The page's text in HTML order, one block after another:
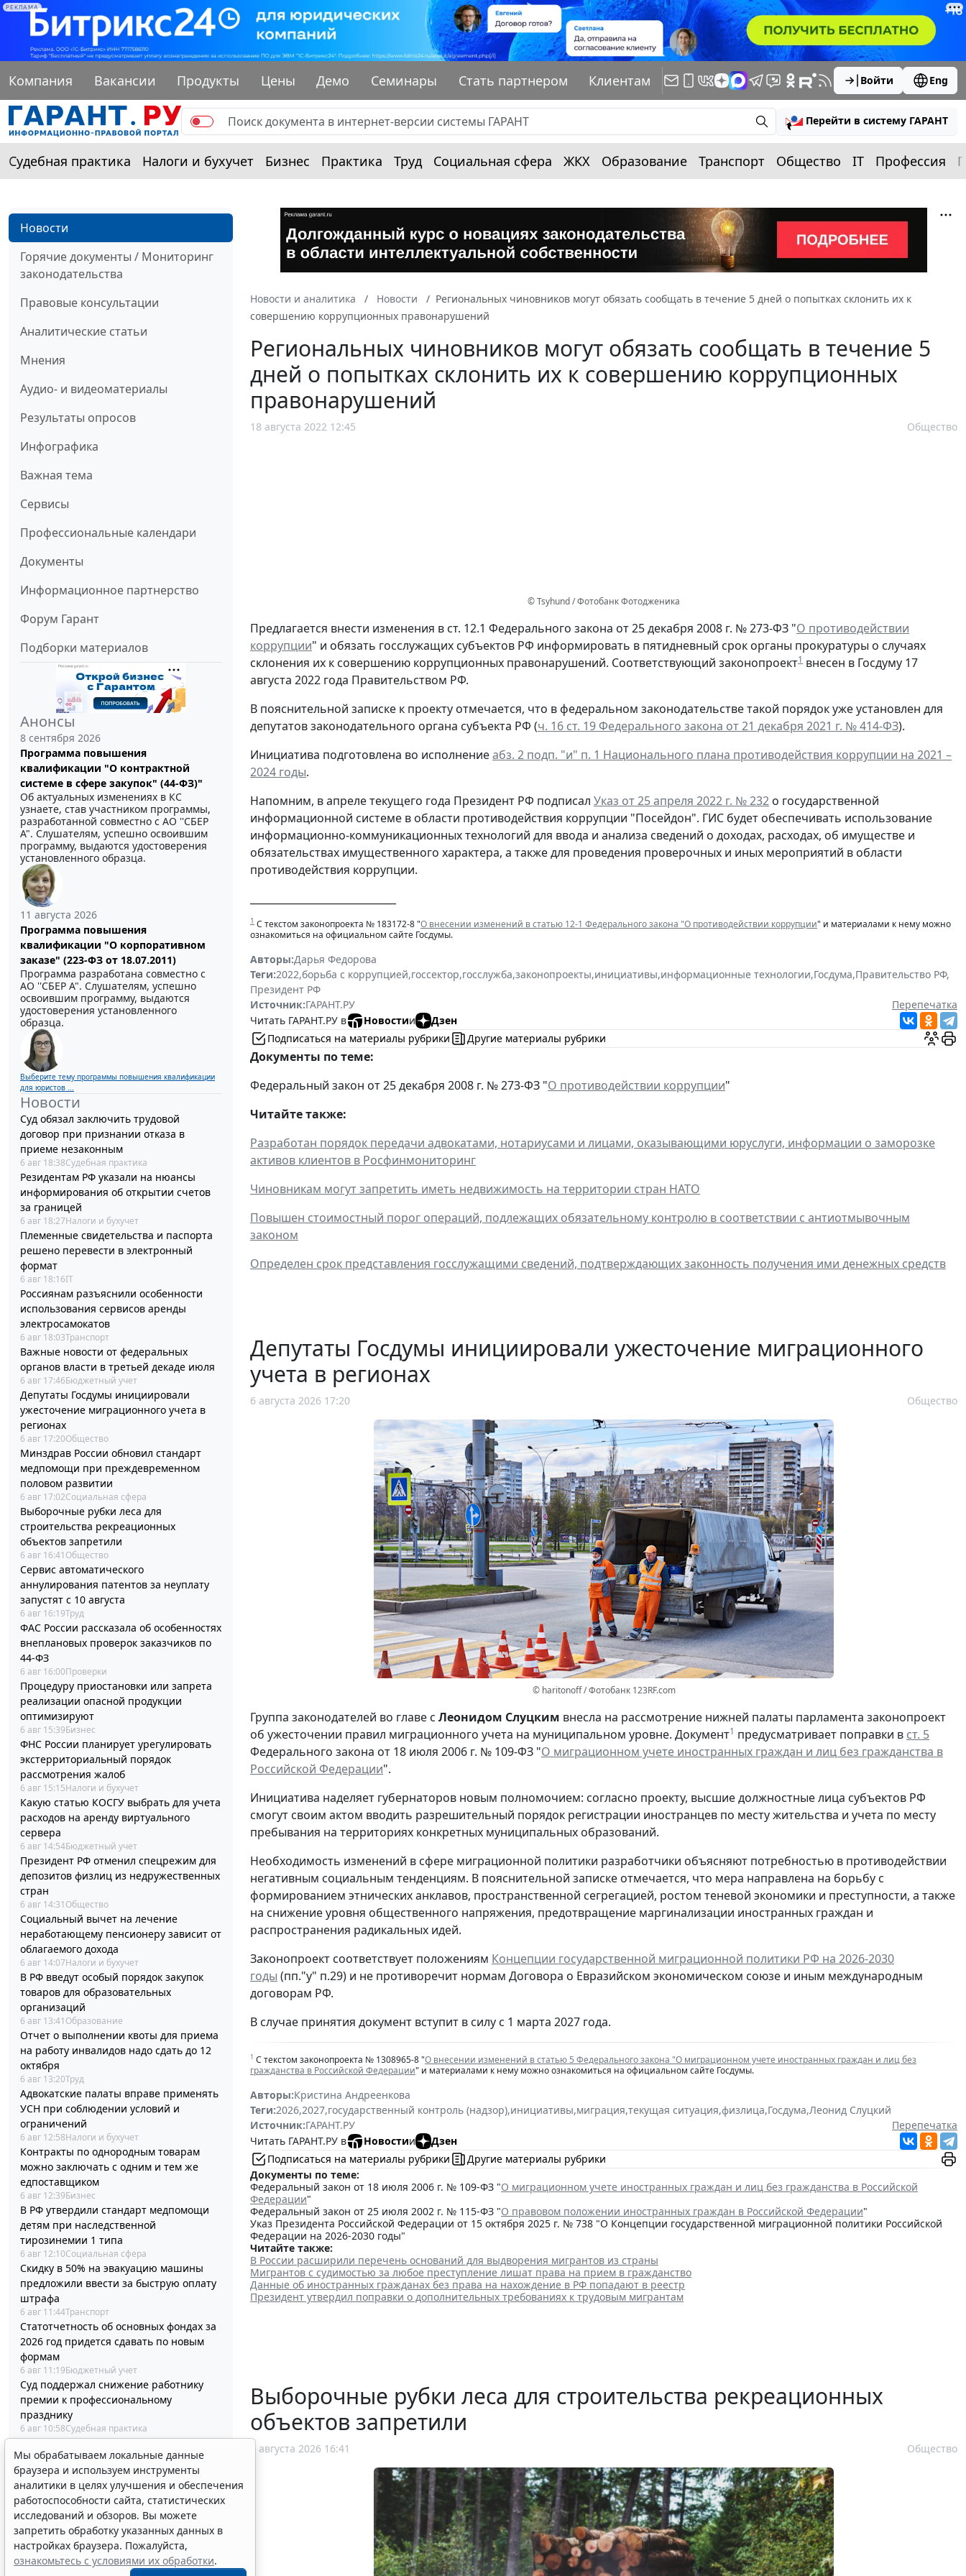
РЕКЛАМА
Компания Вакансии Продукты Цены Демо Семинары Стать партнером Клиентам Войти Eng
Перейти в систему ГАРАНТ
Судебная практика Налоги и бухучет Бизнес Практика Труд Социальная сфера ЖКХ Образование Транспорт Общество IT Профессия
Новости
Горячие документы / Мониторинг
законодательства
Правовые консультации
Аналитические статьи
Мнения
Аудио- и видеоматериалы
Результаты опросов
Инфографика
Важная тема
Сервисы
Профессиональные календари
Документы
Информационное партнерство
Форум Гарант
Подборки материалов
Анонсы
8 сентября 2026
Программа повышения
квалификации "О контрактной
системе в сфере закупок" (44-ФЗ)"
Об актуальных изменениях в КС
узнаете, став участником программы,
разработанной совместно с АО ''СБЕР
А". Слушателям, успешно освоившим
программу, выдаются удостоверения
установленного образца.
11 августа 2026
Программа повышения
квалификации "О корпоративном
заказе" (223-ФЗ от 18.07.2011)
Программа разработана совместно с
АО ''СБЕР А". Слушателям, успешно
освоившим программу, выдаются
удостоверения установленного
образца.
Выберите тему программы повышения квалификации
для юристов ...
Новости
Суд обязал заключить трудовой
договор при признании отказа в
приеме незаконным
6 авг 18:38Судебная практика
Резидентам РФ указали на нюансы
информирования об открытии счетов
за границей
6 авг 18:27Налоги и бухучет
Племенные свидетельства и паспорта
решено перевести в электронный
формат
6 авг 18:16IT
Россиянам разъяснили особенности
использования сервисов аренды
электросамокатов
6 авг 18:03Транспорт
Важные новости от федеральных
органов власти в третьей декаде июля
6 авг 17:46Бюджетный учет
Депутаты Госдумы инициировали
ужесточение миграционного учета в
регионах
6 авг 17:20Общество
Минздрав России обновил стандарт
медпомощи при преждевременном
половом развитии
6 авг 17:02Социальная сфера
Выборочные рубки леса для
строительства рекреационных
объектов запретили
6 авг 16:41 Общество
Сервис автоматического
аннулирования патентов за неуплату
запустят с 10 августа
6 авг 16:19Труд
ФАС России рассказала об особенностях
внеплановых проверок заказчиков по
44-ФЗ
6 авг 16:00Проверки
Процедуру приостановки или запрета
реализации опасной продукции
оптимизируют
6 авг 15:39Бизнес
ФНС России планирует урегулировать
экстерриториальный порядок
рассмотрения жалоб
6 авг 15:15Налоги и бухучет
Какую статью КОСГУ выбрать для учета
расходов на аренду виртуального
сервера
6 авг 14:54Бюджетный учет
Президент РФ отменил спецрежим для
депозитов физлиц из недружественных
стран
6 авг 14:31 Общество
Социальный вычет на лечение
неработающему пенсионеру зависит от
облагаемого дохода
6 авг 14:07Налоги и бухучет
В РФ введут особый порядок закупок
товаров для образовательных
организаций
6 авг 13:41 Образование
Отчет о выполнении квоты для приема
на работу инвалидов надо сдать до 12
октября
6 авг 13:20Труд
Адвокатские палаты вправе применять
УСН при соблюдении условий и
ограничений
6 авг 12:58Налоги и бухучет
Контракты по однородным товарам
можно заключать с одним и тем же
едпоставщиком
6 авг 12:39Бизнес
В РФ утвердили стандарт медпомощи
детям при наследственной
тирозинемии 1 типа
6 авг 12:10Социальная сфера
Скидку в 50% на эвакуацию машины
предложили ввести за быструю оплату
штрафа
6 авг 11:44Транспорт
Статотчетность об основных фондах за
2026 год придется сдавать по новым
формам
6 авг 11:19Бюджетный учет
Суд поддержал снижение работнику
премии к профессиональному
празднику
6 авг 10:58Судебная практика
Бензин экологических классов
Евро-2/3/4 разрешили продавать до 1
июля 2027 года
6 авг 10:33Транспорт
Минстрой России разъяснил порядок
корректировки проектной
документации и сметы
6 авг 10:04Бизнес
Вступил в силу стандарт медицинской
Новости и аналитика Новости
Региональных чиновников могут обязать сообщать в течение 5 дней о попытках склонить их к
совершению коррупционных правонарушений
Региональных чиновников могут обязать сообщать в течение 5
дней о попытках склонить их к совершению коррупционных
правонарушений
18 августа 2022 12:45 Общество
© Tsyhund / Фотобанк Фотодженика
Предлагается внести изменения в ст. 12.1 Федерального закона от 25 декабря 2008 г. № 273-ФЗ "О противодействии
коррупции" и обязать госслужащих субъектов РФ информировать в пятидневный срок органы прокуратуры о случаях
склонения их к совершению коррупционных правонарушений. Соответствующий законопроект1 внесен в Госдуму 17
августа 2022 года Правительством РФ.
В пояснительной записке к проекту отмечается, что в федеральном законодательстве такой порядок уже установлен для
депутатов законодательного органа субъекта РФ (ч. 16 ст. 19 Федерального закона от 21 декабря 2021 г. № 414-ФЗ).
Инициатива подготовлена во исполнениеабз. 2 подп. "и" п. 1 Национального плана противодействия коррупции на 2021 –
2024 годы.
Напомним, в апреле текущего года Президент РФ подписал Указ от 25 апреля 2022 г. № 232 о государственной
информационной системе в области противодействия коррупции "Посейдон". ГИС будет обеспечивать использование
информационно-коммуникационных технологий для ввода и анализа сведений о доходах, расходах, об имуществе и
обязательствах имущественного характера, а также для проведения проверочных и иных мероприятий в области
противодействия коррупции.
1 С текстом законопроекта № 183172-8 "О внесении изменений в статью 12-1 Федерального закона "О противодействии коррупции" и материалами к нему можно
ознакомиться на официальном сайте Госдумы.
Авторы:Дарья Федорова
Теги:2022,борьба с коррупцией,госсектор,госслужба,законопроекты,инициативы,информационные технологии,Госдума,Правительство РФ,
Президент РФ
Источник:ГАРАНТ.РУ
Перепечатка
Читать ГАРАНТ.РУ в
Новостии
Дзен
Подписаться на материалы рубрики
Другие материалы рубрики
Документы по теме:
Федеральный закон от 25 декабря 2008 г. № 273-ФЗ "О противодействии коррупции"
Читайте также:
Разработан порядок передачи адвокатами, нотариусами и лицами, оказывающими юруслуги, информации о заморозке
активов клиентов в Росфинмониторинг
Чиновникам могут запретить иметь недвижимость на территории стран НАТО
Повышен стоимостный порог операций, подлежащих обязательному контролю в соответствии с антиотмывочным
законом
Определен срок представления госслужащими сведений, подтверждающих законность получения ими денежных средств
Депутаты Госдумы инициировали ужесточение миграционного
учета в регионах
6 августа 2026 17:20 Общество
© haritonoff / Фотобанк 123RF.com
Группа законодателей во главе с Леонидом Слуцким внесла на рассмотрение нижней палаты парламента законопроект
об ужесточении правил миграционного учета на муниципальном уровне. Документ1 предусматривает поправки в ст. 5
Федерального закона от 18 июля 2006 г. № 109-ФЗ "О миграционном учете иностранных граждан и лиц без гражданства в
Российской Федерации".
Инициатива наделяет губернаторов новым полномочием: согласно проекту, высшие должностные лица субъектов РФ
смогут своим актом вводить разрешительный порядок регистрации иностранцев по месту жительства и учета по месту
пребывания на территориях конкретных муниципальных образований.
Необходимость изменений в сфере миграционной политики разработчики объясняют потребностью в противодействии
негативным социальным тенденциям. В пояснительной записке отмечается, что мера направлена на борьбу с
формированием этнических анклавов, пространственной сегрегацией, ростом теневой экономики и преступности, а также
на снижение уровня общественного напряжения, предотвращение маргинализации иностранных граждан и
распространения радикальных идей.
Законопроект соответствует положениям Концепции государственной миграционной политики РФ на 2026-2030
годы (пп."у" п.29) и не противоречит нормам Договора о Евразийском экономическом союзе и иным международным
договорам РФ.
В случае принятия документ вступит в силу с 1 марта 2027 года.
1 С текстом законопроекта № 1308965-8 "О внесении изменений в статью 5 Федерального закона "О миграционном учете иностранных граждан и лиц без
гражданства в Российской Федерации" и материалами к нему можно ознакомиться на официальном сайте Госдумы.
Авторы:Кристина Андреенкова
Теги:2026,2027,государственный контроль (надзор),инициативы,миграция,текущая ситуация,физлица,Госдума,Леонид Слуцкий
Источник:ГАРАНТ.РУ
Перепечатка
Читать ГАРАНТ.РУ в
Новостии
Дзен
Подписаться на материалы рубрики
Другие материалы рубрики
Документы по теме:
Федеральный закон от 18 июля 2006 г. № 109-ФЗ "О миграционном учете иностранных граждан и лиц без гражданства в Российской
Федерации"
Федеральный закон от 25 июля 2002 г. № 115-ФЗ "О правовом положении иностранных граждан в Российской Федерации"
Указ Президента Российской Федерации от 15 октября 2025 г. № 738 "О Концепции государственной миграционной политики Российской
Федерации на 2026-2030 годы"
Читайте также:
В России расширили перечень оснований для выдворения мигрантов из страны
Мигрантов с судимостью за любое преступление лишат права на прием в гражданство
Данные об иностранных гражданах без права на нахождение в РФ попадают в реестр
Президент утвердил поправки о дополнительных требованиях к трудовым мигрантам
Выборочные рубки леса для строительства рекреационных
объектов запретили
6 августа 2026 16:41 Общество
Мы обрабатываем локальные данные
браузера и используем инструменты
аналитики в целях улучшения и обеспечения
работоспособности сайта, статистических
исследований и обзоров. Вы можете
запретить обработку указанных данных в
настройках браузера. Пожалуйста,
ознакомьтесь с условиями их обработки.